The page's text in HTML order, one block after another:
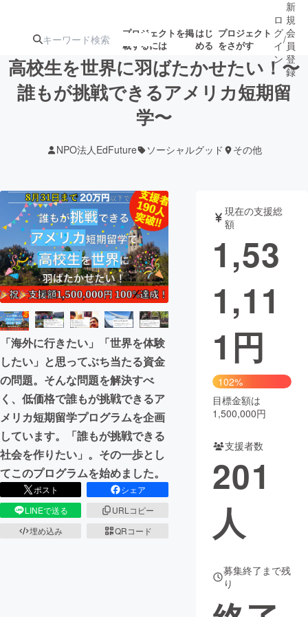
プロジェクトを掲
載するには
はじ
める
プロジェクト
をさがす
注目の新着プロ募集終了が近いプ
テクノロジー・ガジェット
映像・映画 書籍・雑誌
ビジネス・起業 チャレンジ
まちづくり・地域活性化
CAMPFIRE for Social Good
CAMPFIRE Creation
CAMPFIREふるさと納税machi-ya コミュニティ
ロ
グ
イ
ン
/
新
規
会
員
登
録
高校生を世界に羽ばたかせたい！〜
誰もが挑戦できるアメリカ短期留
学〜
NPO法人EdFuture ソーシャルグッド その他
「海外に行きたい」「世界を体験
したい」と思ってぶち当たる資金
の問題。そんな問題を解決すべ
く、低価格で誰もが挑戦できるア
メリカ短期留学プログラムを企画
しています。「誰もが挑戦できる
社会を作りたい」。その一歩とし
てこのプログラムを始めました。
ポスト
シェア
LINEで送る
URLコピー
埋め込み
QRコード
現在の支援総
額
1,53
1,11
1 円
102%
目標金額は
1,500,000円
支援者数
201
人
募集終了まで残
り